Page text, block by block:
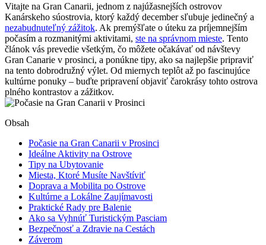
Vitajte na Gran Canarii, jednom z najúžasnejších ostrovov
Kanárskeho súostrovia, ktorý každý december sľubuje jedinečný a
nezabudnuteľný zážitok. Ak premýšľate o úteku za príjemnejším
počasím a rozmanitými aktivitami, ste na správnom mieste. Tento
článok vás prevedie všetkým, čo môžete očakávať od návštevy
Gran Canarie v prosinci, a ponúkne tipy, ako sa najlepšie pripraviť
na tento dobrodružný výlet. Od miernych teplôt až po fascinujúce
kultúrne ponuky – buďte pripravení objaviť čarokrásy tohto ostrova
plného kontrastov a zážitkov.
Obsah
Počasie na Gran Canarii v Prosinci
Ideálne Aktivity na Ostrove
Tipy na Ubytovanie
Miesta, Ktoré Musíte Navštíviť
Doprava a Mobilita po Ostrove
Kultúrne a Lokálne Zaujímavosti
Praktické Rady pre Balenie
Ako sa Vyhnúť Turistickým Pasciam
Bezpečnosť a Zdravie na Cestách
Záverom